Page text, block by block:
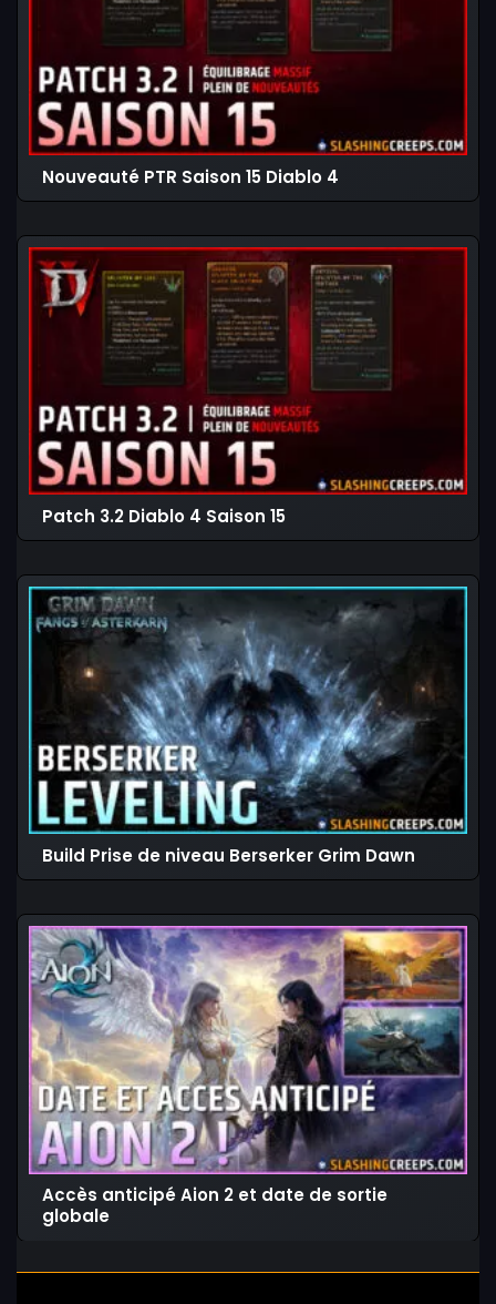
Nouveauté PTR Saison 15 Diablo 4
Patch 3.2 Diablo 4 Saison 15
Build Prise de niveau Berserker Grim Dawn
Accès anticipé Aion 2 et date de sortie
globale